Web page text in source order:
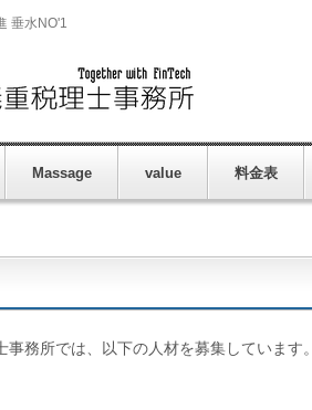
垂水NO'1
Massage value 料金表
事務所では、以下の人材を募集しています。